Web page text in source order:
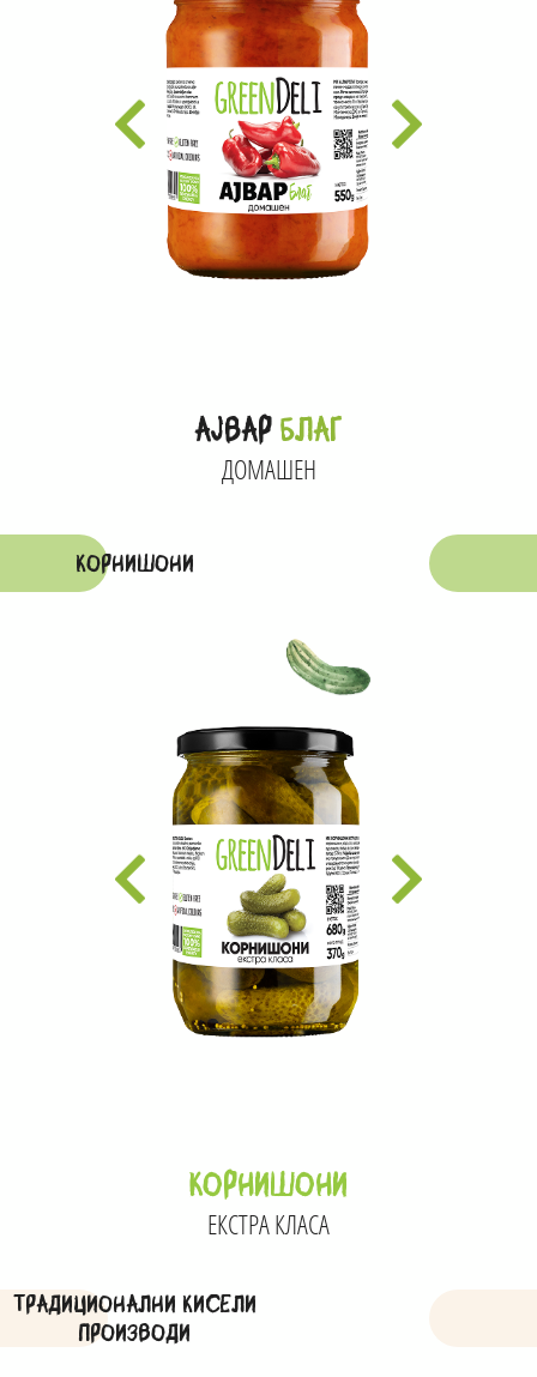
АЈВАР БЛАГ
ДОМАШЕН
Корнишони
КОРНИШОНИ
ЕКСТРА КЛАСА
ТРАДИЦИОНАЛНИ КИСЕЛИ
ПРОИЗВОДИ